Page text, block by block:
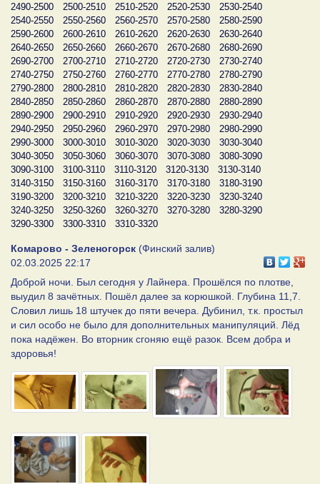
2490-2500
2500-2510 2510-2520 2520-2530
2530-2540
2540-2550
2550-2560 2560-2570 2570-2580
2580-2590
2590-2600
2600-2610 2610-2620 2620-2630
2630-2640
2640-2650
2650-2660 2660-2670 2670-2680
2680-2690
2690-2700
2700-2710 2710-2720 2720-2730
2730-2740
2740-2750
2750-2760 2760-2770 2770-2780
2780-2790
2790-2800
2800-2810 2810-2820 2820-2830
2830-2840
2840-2850
2850-2860 2860-2870 2870-2880
2880-2890
2890-2900
2900-2910 2910-2920 2920-2930
2930-2940
2940-2950
2950-2960 2960-2970 2970-2980
2980-2990
2990-3000
3000-3010 3010-3020 3020-3030
3030-3040
3040-3050
3050-3060 3060-3070 3070-3080
3080-3090
3090-3100
3100-3110 3110-3120 3120-3130
3130-3140
3140-3150
3150-3160 3160-3170 3170-3180
3180-3190
3190-3200
3200-3210 3210-3220 3220-3230
3230-3240
3240-3250
3250-3260 3260-3270 3270-3280
3280-3290
3290-3300
3300-3310 3310-3320
Комарово - Зеленогорск (Финский залив)
02.03.2025 22:17
Доброй ночи. Был сегодня у Лайнера. Прошёлся по плотве,
выудил 8 зачётных. Пошёл далее за корюшкой. Глубина 11,7.
Словил лишь 18 штучек до пяти вечера. Дубинил, т.к. простыл
и сил особо не было для дополнительных манипуляций. Лёд
пока надёжен. Во вторник сгоняю ещё разок. Всем добра и
здоровья!